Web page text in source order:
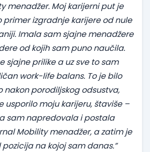
menadžer. Moj karijerni put je
primer izgradnje karijere od nule
Imala sam sjajne menadžere
od kojih sam puno naučila.
sjajne prilike a uz sve to sam
work-life balans. To je bilo
nakon porodiljskog odsustva,
usporilo moju karijeru, štaviše –
sam napredovala i postala
Mobility menadžer, a zatim je
na kojoj sam danas.”